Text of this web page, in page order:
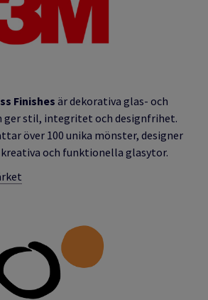
Finishes är dekorativa glas- och
stil, integritet och designfrihet.
över 100 unika mönster, designer
och funktionella glasytor.